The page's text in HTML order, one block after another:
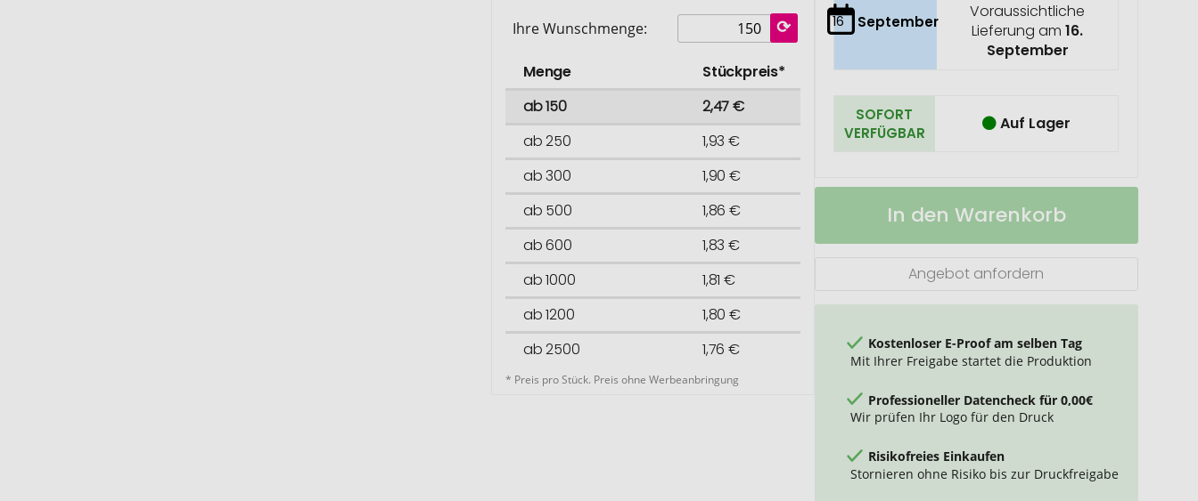
Ihre Wunschmenge:
Menge
Stückpreis*
ab 150
2,47 €
ab 250
1,93 €
ab 300
1,90 €
ab 500
1,86 €
ab 600
1,83 €
ab 1000
1,81 €
ab 1200
1,80 €
ab 2500
1,76 €
* Preis pro Stück. Preis ohne Werbeanbringung
16 September
Voraussichtliche
Lieferung am16.
September
SOFORT
VERFÜGBAR
Auf Lager
Werbegetränk
Auf
In den Warenkorb
Angebot anfordern
Kostenloser E-Proof am selben Tag
Mit Ihrer Freigabe startet die Produktion
Professioneller Datencheck für 0,00€
Wir prüfen Ihr Logo für den Druck
Risikofreies Einkaufen
Stornieren ohne Risiko bis zur Druckfreigabe